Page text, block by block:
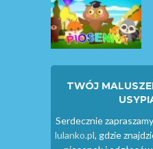
TWÓJ
Serdecznie
lulanko.pl, gdzie